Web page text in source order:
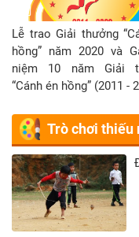
Lễ trao Giải thưởng
hồng” năm 2020 và
niệm 10 năm Giải
“Cánh én hồng” (2011 -
Trò chơi thiếu